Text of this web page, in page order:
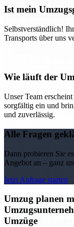
Ist mein
Selbstverständlich!
Transports über uns
Wie läuft der
Unser Team
sorgfältig ein und
und zuverlässig.
Alle Fragen
Dann probieren Sie
Angebot an – ganz
Jetzt Anfrage starten
Umzug planen
Umzüge